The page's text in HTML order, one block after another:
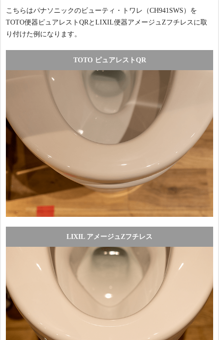
こちらはパナソニックのビューティ・トワレ（CH941SWS）を
TOTO便器ピュアレストQRとLIXIL便器アメージュZフチレスに取
り付けた例になります。
TOTO ピュアレストQR
LIXIL アメージュZフチレス